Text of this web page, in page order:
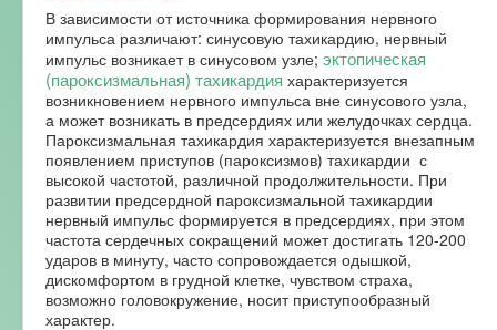
В зависимости от источника формирования нервного
импульса различают: синусовую тахикардию, нервный
импульс возникает в синусовом узле; эктопическая
(пароксизмальная) тахикардия характеризуется
возникновением нервного импульса вне синусового узла,
а может возникать в предсердиях или желудочках сердца.
Пароксизмальная тахикардия характеризуется внезапным
появлением приступов (пароксизмов) тахикардии с
высокой частотой, различной продолжительности. При
развитии предсердной пароксизмальной тахикардии
нервный импульс формируется в предсердиях, при этом
частота сердечных сокращений может достигать 120-200
ударов в минуту, часто сопровождается одышкой,
дискомфортом в грудной клетке, чувством страха,
возможно головокружение, носит приступообразный
характер.